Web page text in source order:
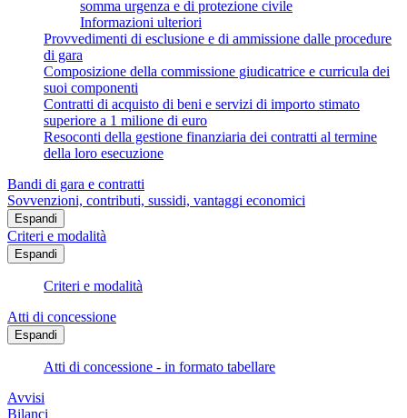
somma urgenza e di protezione civile
Informazioni ulteriori
Provvedimenti di esclusione e di ammissione dalle procedure
di gara
Composizione della commissione giudicatrice e curricula dei
suoi componenti
Contratti di acquisto di beni e servizi di importo stimato
superiore a 1 milione di euro
Resoconti della gestione finanziaria dei contratti al termine
della loro esecuzione
Bandi di gara e contratti
Sovvenzioni, contributi, sussidi, vantaggi economici
Espandi
Criteri e modalità
Espandi
Criteri e modalità
Atti di concessione
Espandi
Atti di concessione - in formato tabellare
Avvisi
Bilanci